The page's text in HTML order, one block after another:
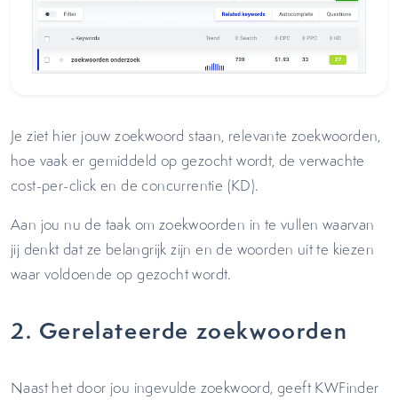
Je ziet hier jouw zoekwoord staan, relevante zoekwoorden,
hoe vaak er gemiddeld op gezocht wordt, de verwachte
cost-per-click en de concurrentie (KD).
Aan jou nu de taak om zoekwoorden in te vullen waarvan
jij denkt dat ze belangrijk zijn en de woorden uit te kiezen
waar voldoende op gezocht wordt.
2. Gerelateerde zoekwoorden
Naast het door jou ingevulde zoekwoord, geeft KWFinder